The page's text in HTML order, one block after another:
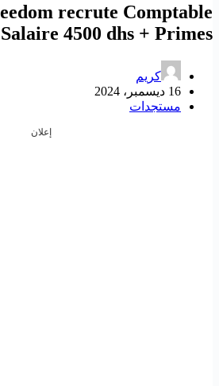
recrute Comptable
Salaire 4500 dhs + Primes
كريم
16 ديسمبر، 2024
مستجدات
إعلان